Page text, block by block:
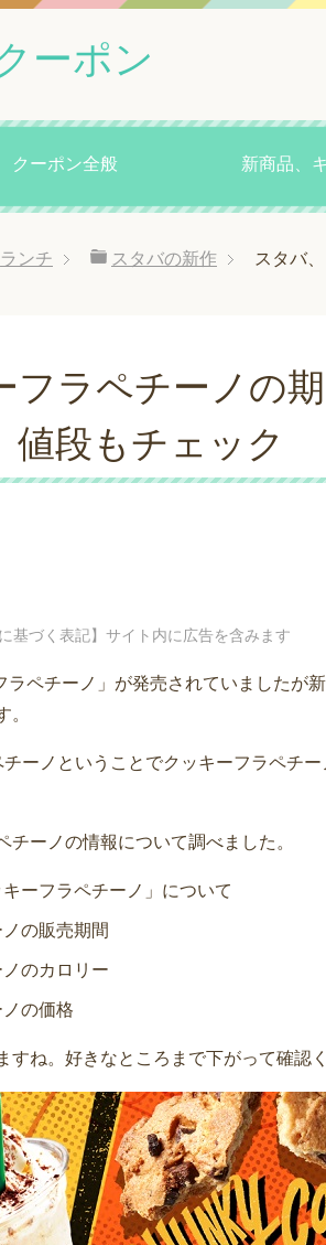
ーポン
クーポン全般 新商品、
ランチ スタバの新作 スタバ
フラペチーノの
値段もチェック
基づく表記】サイト内に広告を含みます
ペチーノ」が発売されていましたが
。
ーノということでクッキーフラペチ
ーノの情報について調べました。
ーフラペチーノ」について
の販売期間
のカロリー
の価格
ね。好きなところまで下がって確認く